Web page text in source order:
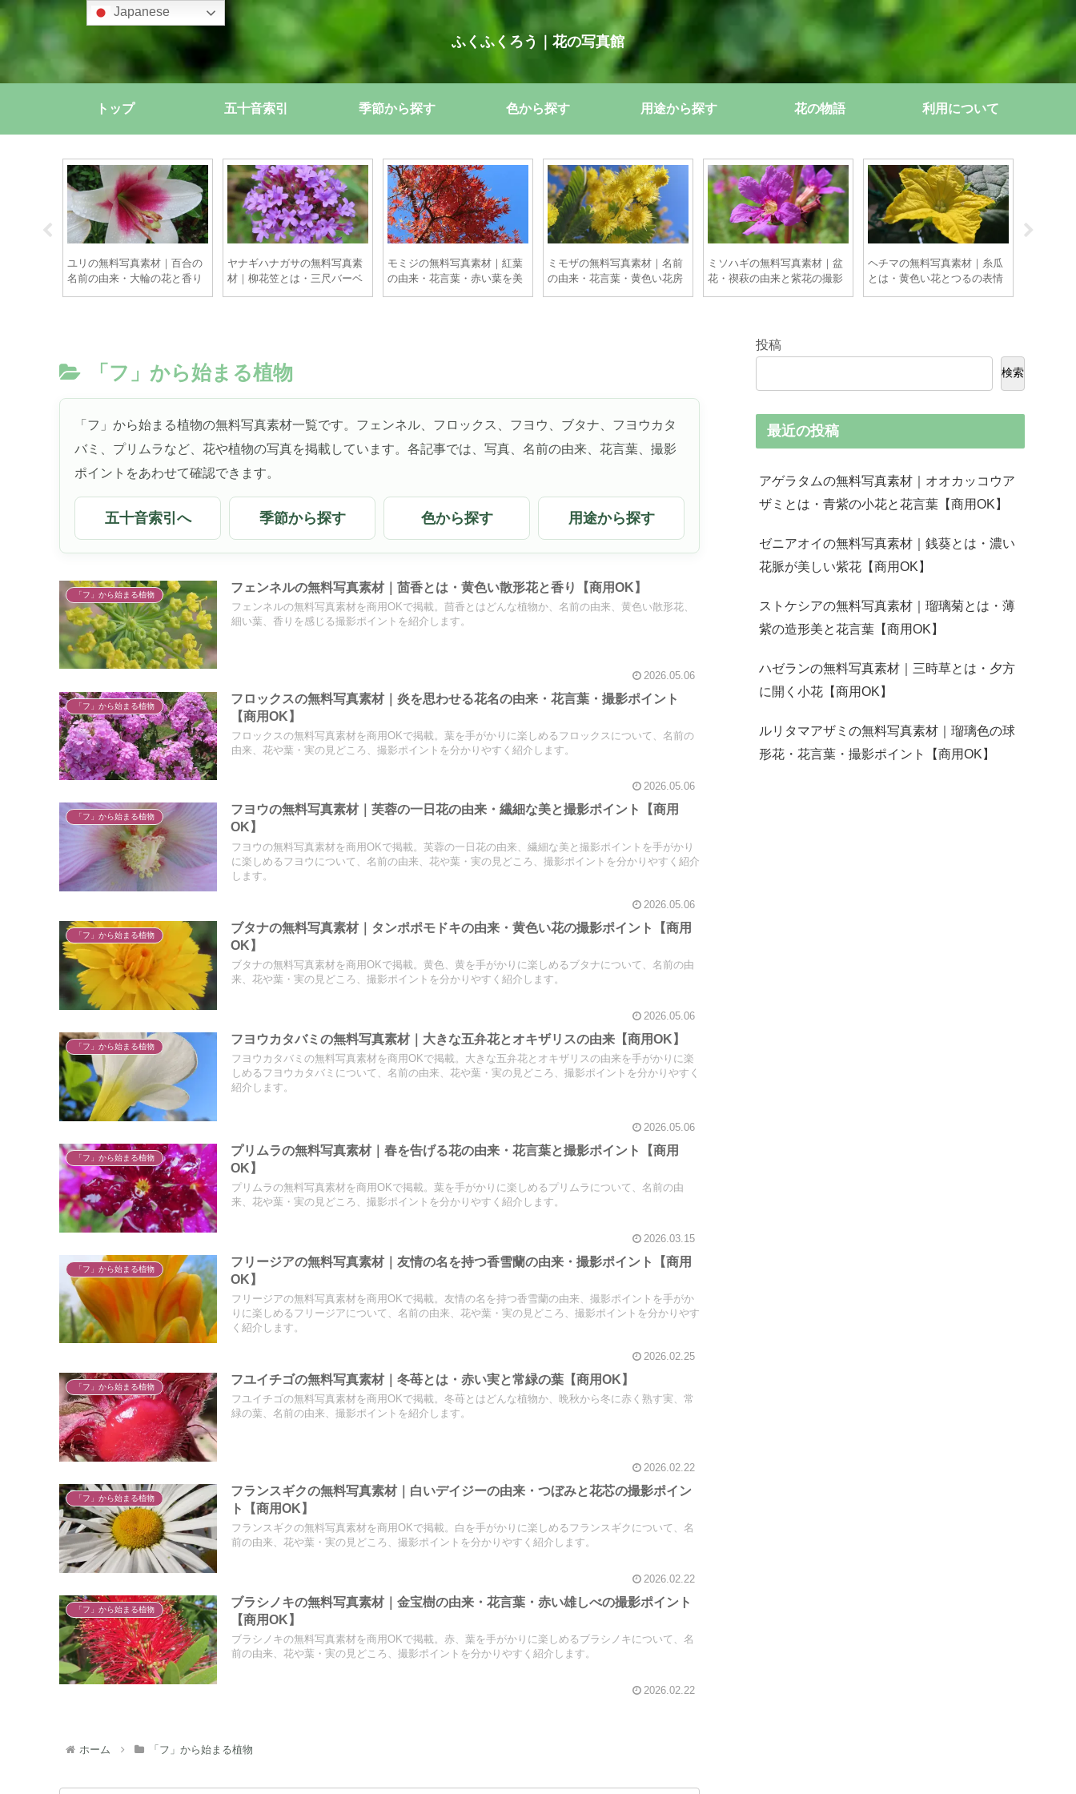
ふくふくろう｜花の写真館
トップ 五十音索引 季節から探す 色から探す 用途から探す 花の物語 利用について
ユリの無料写真素材｜百合の
名前の由来・大輪の花と香り
の物語【商用OK】
ヤナギハナガサの無料写真素
材｜柳花笠とは・三尺バーベ
ナの紫花【商用OK】
モミジの無料写真素材｜紅葉
の由来・花言葉・赤い葉を美
しく撮るポイント【商用OK】
ミモザの無料写真素材｜名前
の由来・花言葉・黄色い花房
とミモザの日の撮影ポイント
ミソハギの無料写真素材｜盆
花・禊萩の由来と紫花の撮影
ポイント【商用OK】
ヘチマの無料写真素材｜糸瓜
とは・黄色い花とつるの表情
【商用OK】
「フ」から始まる植物
「フ」から始まる植物の無料写真素材一覧です。フェンネル、フロックス、フヨウ、ブタナ、フヨウカタ
バミ、プリムラなど、花や植物の写真を掲載しています。各記事では、写真、名前の由来、花言葉、撮影
ポイントをあわせて確認できます。
五十音索引へ 季節から探す 色から探す 用途から探す
「フ」から始まる植物
フェンネルの無料写真素材｜茴香とは・黄色い散形花と香り【商用OK】
フェンネルの無料写真素材を商用OKで掲載。茴香とはどんな植物か、名前の由来、黄色い散形花、
細い葉、香りを感じる撮影ポイントを紹介します。
2026.05.06
「フ」から始まる植物
フロックスの無料写真素材｜炎を思わせる花名の由来・花言葉・撮影ポイント
【商用OK】
フロックスの無料写真素材を商用OKで掲載。葉を手がかりに楽しめるフロックスについて、名前の
由来、花や葉・実の見どころ、撮影ポイントを分かりやすく紹介します。
2026.05.06
「フ」から始まる植物
フヨウの無料写真素材｜芙蓉の一日花の由来・繊細な美と撮影ポイント【商用
OK】
フヨウの無料写真素材を商用OKで掲載。芙蓉の一日花の由来、繊細な美と撮影ポイントを手がかり
に楽しめるフヨウについて、名前の由来、花や葉・実の見どころ、撮影ポイントを分かりやすく紹介
します。
2026.05.06
「フ」から始まる植物
ブタナの無料写真素材｜タンポポモドキの由来・黄色い花の撮影ポイント【商用
OK】
ブタナの無料写真素材を商用OKで掲載。黄色、黄を手がかりに楽しめるブタナについて、名前の由
来、花や葉・実の見どころ、撮影ポイントを分かりやすく紹介します。
2026.05.06
「フ」から始まる植物
フヨウカタバミの無料写真素材｜大きな五弁花とオキザリスの由来【商用OK】
フヨウカタバミの無料写真素材を商用OKで掲載。大きな五弁花とオキザリスの由来を手がかりに楽
しめるフヨウカタバミについて、名前の由来、花や葉・実の見どころ、撮影ポイントを分かりやすく
紹介します。
2026.05.06
「フ」から始まる植物
プリムラの無料写真素材｜春を告げる花の由来・花言葉と撮影ポイント【商用
OK】
プリムラの無料写真素材を商用OKで掲載。葉を手がかりに楽しめるプリムラについて、名前の由
来、花や葉・実の見どころ、撮影ポイントを分かりやすく紹介します。
2026.03.15
「フ」から始まる植物
フリージアの無料写真素材｜友情の名を持つ香雪蘭の由来・撮影ポイント【商用
OK】
フリージアの無料写真素材を商用OKで掲載。友情の名を持つ香雪蘭の由来、撮影ポイントを手がか
りに楽しめるフリージアについて、名前の由来、花や葉・実の見どころ、撮影ポイントを分かりやす
く紹介します。
2026.02.25
「フ」から始まる植物
フユイチゴの無料写真素材｜冬苺とは・赤い実と常緑の葉【商用OK】
フユイチゴの無料写真素材を商用OKで掲載。冬苺とはどんな植物か、晩秋から冬に赤く熟す実、常
緑の葉、名前の由来、撮影ポイントを紹介します。
2026.02.22
「フ」から始まる植物
フランスギクの無料写真素材｜白いデイジーの由来・つぼみと花芯の撮影ポイン
ト【商用OK】
フランスギクの無料写真素材を商用OKで掲載。白を手がかりに楽しめるフランスギクについて、名
前の由来、花や葉・実の見どころ、撮影ポイントを分かりやすく紹介します。
2026.02.22
「フ」から始まる植物
ブラシノキの無料写真素材｜金宝樹の由来・花言葉・赤い雄しべの撮影ポイント
【商用OK】
ブラシノキの無料写真素材を商用OKで掲載。赤、葉を手がかりに楽しめるブラシノキについて、名
前の由来、花や葉・実の見どころ、撮影ポイントを分かりやすく紹介します。
2026.02.22
ホーム 「フ」から始まる植物
投稿
検索
最近の投稿
アゲラタムの無料写真素材｜オオカッコウア
ザミとは・青紫の小花と花言葉【商用OK】
ゼニアオイの無料写真素材｜銭葵とは・濃い
花脈が美しい紫花【商用OK】
ストケシアの無料写真素材｜瑠璃菊とは・薄
紫の造形美と花言葉【商用OK】
ハゼランの無料写真素材｜三時草とは・夕方
に開く小花【商用OK】
ルリタマアザミの無料写真素材｜瑠璃色の球
形花・花言葉・撮影ポイント【商用OK】
Japanese